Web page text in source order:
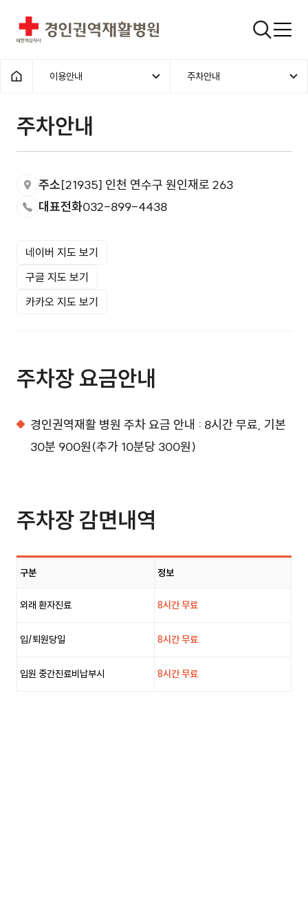
경인권역재활병원 검색창
홈으로
이용안내 주차안내
주차안내
주소[21935] 인천 연수구 원인재로 263
대표전화032-899-4438
네이버 지도 보기
구글 지도 보기
카카오 지도 보기
주차장 요금안내
경인권역재활 병원 주차 요금 안내 : 8시간 무료, 기본
30분 900원(추가 10분당 300원)
주차장 감면내역
구분 정보
외래 환자진료 8시간 무료
입/퇴원당일 8시간 무료
입원 중간진료비납부시 8시간 무료